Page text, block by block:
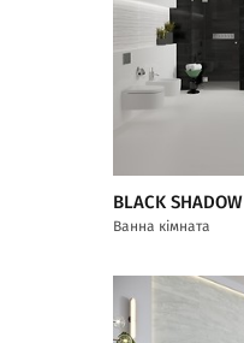
BLACK SHADOW
Ванна кімната